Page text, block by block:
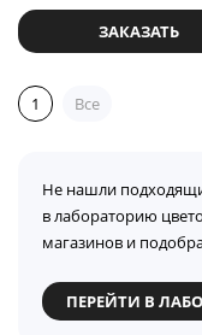
ЗАКАЗАТЬ
1 Все
Не нашли
в лабораторию
магазинов и
ПЕРЕЙТИ В